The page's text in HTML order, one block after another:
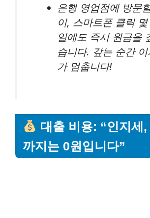
은행 영업점에 방문
이, 스마트폰 클릭
일에도 즉시 원금을
습니다. 갚는 순간
가 멈춥니다!
대출 비용: “인지세,
까지는 0원입니다”